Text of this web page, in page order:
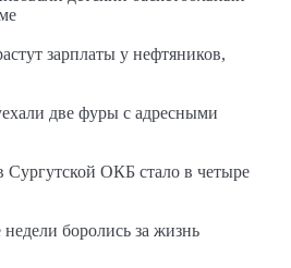
зарплаты у нефтяников,
две фуры с адресными
ОКБ стало в четыре
боролись за жизнь